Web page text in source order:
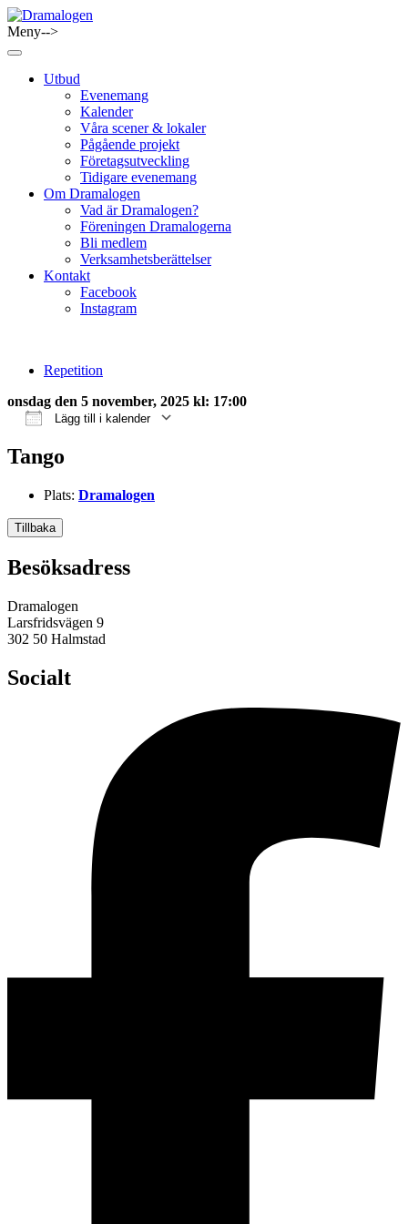
Skip
to
content
Meny-->
Utbud
Evenemang
Kalender
Våra scener & lokaler
Pågående projekt
Företagsutveckling
Tidigare evenemang
Om Dramalogen
Vad är Dramalogen?
Föreningen Dramalogerna
Bli medlem
Verksamhetsberättelser
Kontakt
Facebook
Instagram
Repetition
onsdag den 5 november, 2025 kl: 17:00
Lägg till i kalender
Tango
Plats: Dramalogen
Tillbaka
Besöksadress
Dramalogen
Larsfridsvägen 9
302 50 Halmstad
Socialt